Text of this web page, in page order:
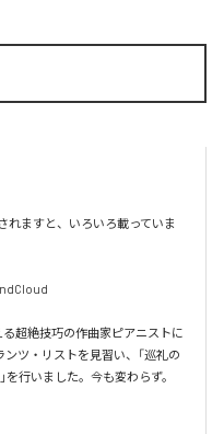
れますと、いろいろ載っていま
超絶技巧の作曲家ピアニストに
ツ・リストを見習い、「巡礼の
を行いました。今も変わらず。